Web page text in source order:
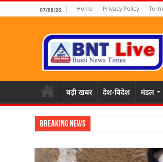
07/08/26 Home Privacy Policy
बड़ी खबर देश-विदेश मंडल
Breaking News